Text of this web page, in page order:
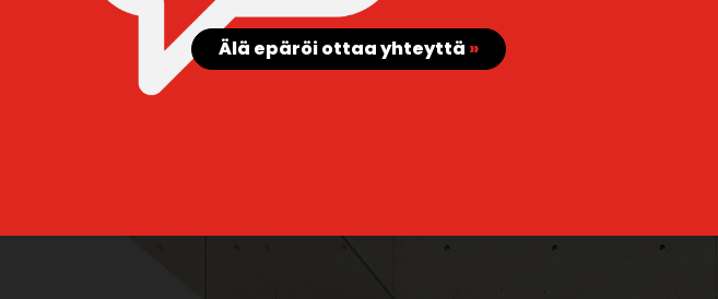
Älä epäröi ottaa yhteyttä »